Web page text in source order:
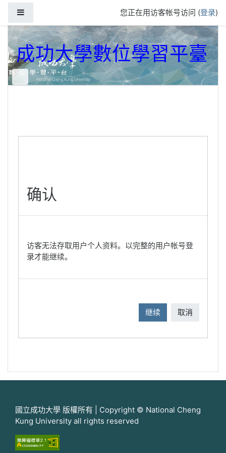
您正在用访客帐号访问 (登录)
成功大學數位學習平臺
确认
访客无法存取用户个人资料。以完整的用户帐号登
录才能继续。
继续 取消
國立成功大學 版權所有 | Copyright © National Cheng
Kung University all rights reserved